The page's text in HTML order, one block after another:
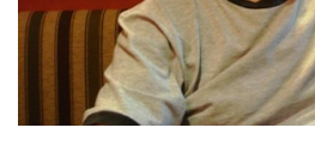
Cómics